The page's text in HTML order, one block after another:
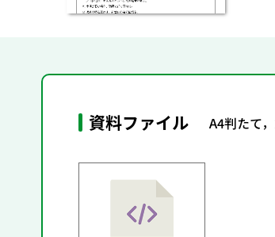
資料ファイル A4判たて